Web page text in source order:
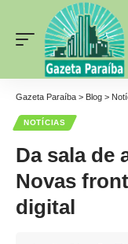
Gazeta Paraíba > Blog >
NOTÍCIAS
Da sala de
Novas
digital